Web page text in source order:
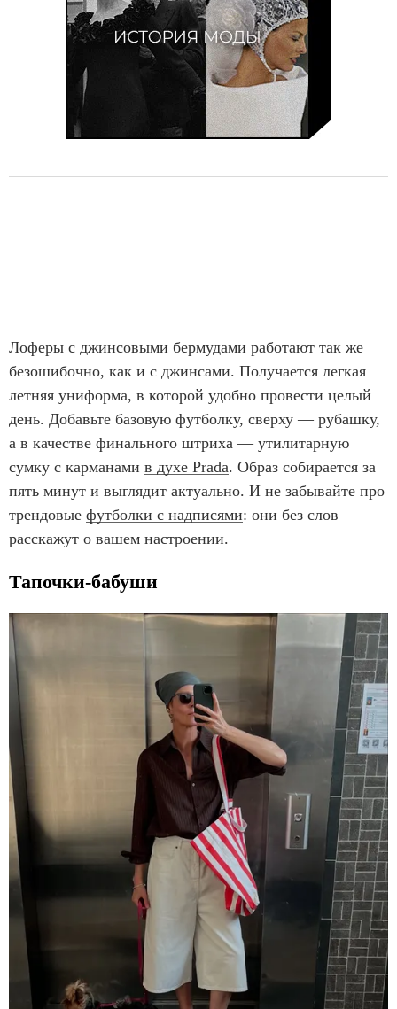
Лоферы с джинсовыми бермудами работают так же
безошибочно, как и с джинсами. Получается легкая
летняя униформа, в которой удобно провести целый
день. Добавьте базовую футболку, сверху — рубашку,
а в качестве финального штриха — утилитарную
сумку с карманами в духе Prada. Образ собирается за
пять минут и выглядит актуально. И не забывайте про
трендовые футболки с надписями: они без слов
расскажут о вашем настроении.
Тапочки-бабуши